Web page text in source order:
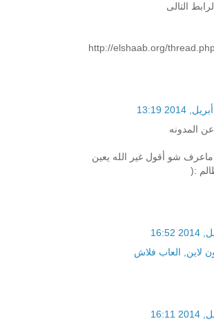
التالى
http://elshaab.org/
المدونه
شو أقول غير الله يعين
:(
لاين, العاب فلاش